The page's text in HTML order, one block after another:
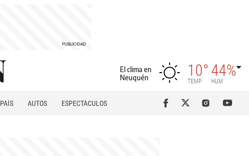
El clima en
Neuquén
10°
TEMP
44%
HUM
PAÍS AUTOS
ESPECTÁCULOS